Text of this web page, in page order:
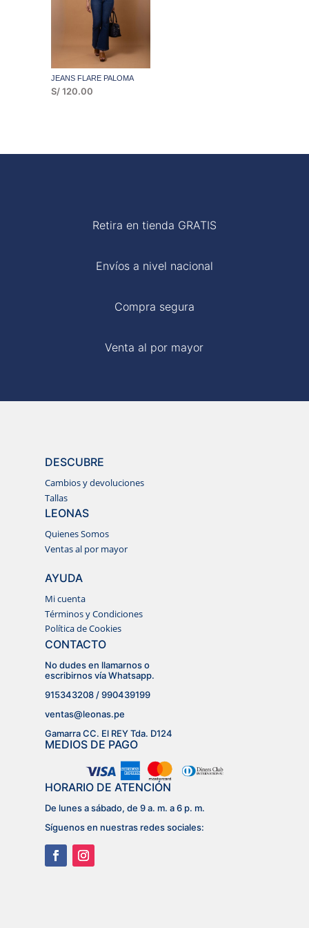
JEANS FLARE PALOMA
S/120.00
Retira en tienda GRATIS
Envíos a nivel nacional
Compra segura
Venta al por mayor
DESCUBRE
Cambios y devoluciones
Tallas
LEONAS
Quienes Somos
Ventas al por mayor
AYUDA
Mi cuenta
Términos y Condiciones
Política de Cookies
CONTACTO
No dudes en llamarnos o
escribirnos vía Whatsapp.
915343208 / 990439199
ventas@leonas.pe
Gamarra CC. El REY Tda. D124
MEDIOS DE PAGO
HORARIO DE ATENCIÓN
De lunes a sábado, de 9 a. m. a 6 p. m.
Síguenos en nuestras redes sociales: